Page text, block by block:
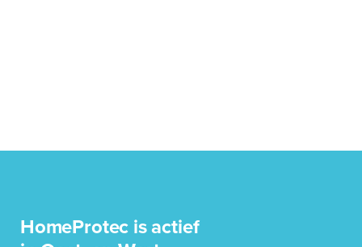
HomeProtec is actief